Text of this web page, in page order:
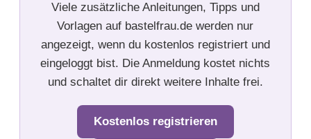
Viele zusätzliche Anleitungen, Tipps und
Vorlagen auf bastelfrau.de werden nur
angezeigt, wenn du kostenlos registriert und
eingeloggt bist. Die Anmeldung kostet nichts
und schaltet dir direkt weitere Inhalte frei.
Kostenlos registrieren